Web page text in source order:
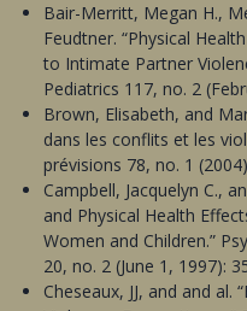
Bair-Merritt, Megan H.,
Feudtner. “Physical
to Intimate Partner
Pediatrics 117, no. 2
Brown, Elisabeth, and
dans les conflits et les
prévisions 78, no. 1
Campbell, Jacquelyn C.,
and Physical Health
Women and Children.”
20, no. 2 (June 1, 1997):
Cheseaux, JJ, and and al.